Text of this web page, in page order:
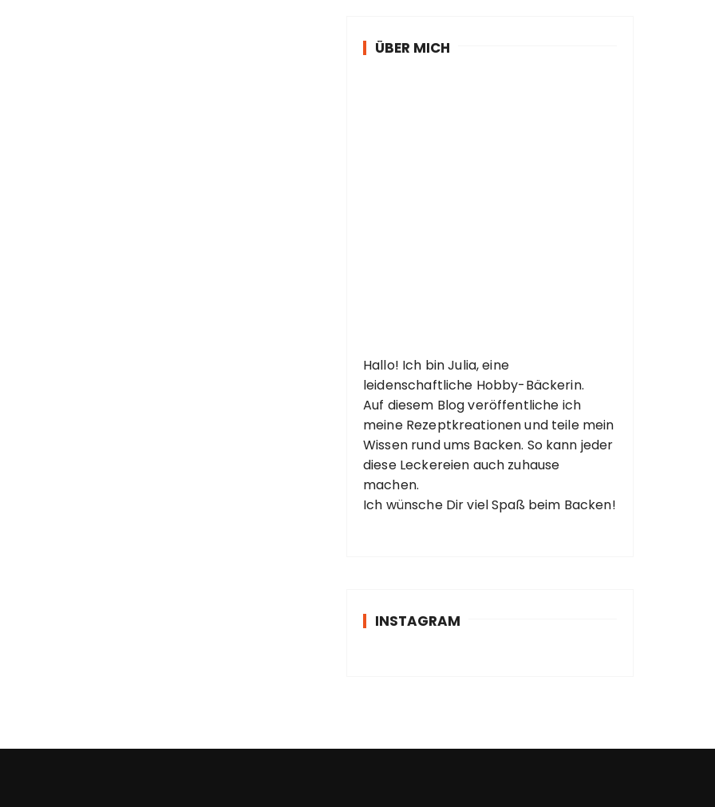
ÜBER MICH
Hallo! Ich bin Julia, eine
leidenschaftliche Hobby-Bäckerin.
Auf diesem Blog veröffentliche ich
meine Rezeptkreationen und teile mein
Wissen rund ums Backen. So kann jeder
diese Leckereien auch zuhause
machen.
Ich wünsche Dir viel Spaß beim Backen!
INSTAGRAM